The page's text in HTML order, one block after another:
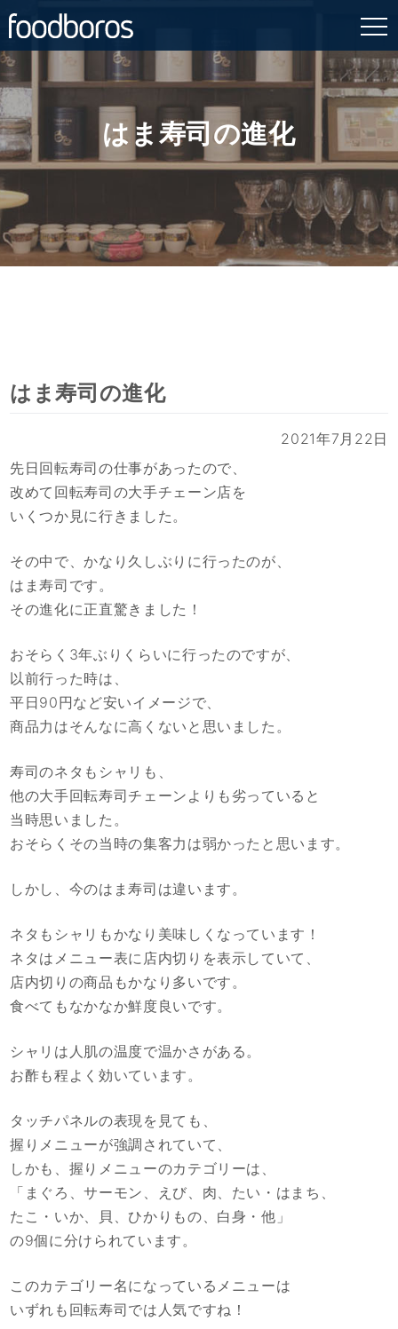
Skip
to
content
はま寿司の進化
はま寿司の進化
2021年7月22日
先日回転寿司の仕事があったので、
改めて回転寿司の大手チェーン店を
いくつか見に行きました。
その中で、かなり久しぶりに行ったのが、
はま寿司です。
その進化に正直驚きました！
おそらく3年ぶりくらいに行ったのですが、
以前行った時は、
平日90円など安いイメージで、
商品力はそんなに高くないと思いました。
寿司のネタもシャリも、
他の大手回転寿司チェーンよりも劣っていると
当時思いました。
おそらくその当時の集客力は弱かったと思います。
しかし、今のはま寿司は違います。
ネタもシャリもかなり美味しくなっています！
ネタはメニュー表に店内切りを表示していて、
店内切りの商品もかなり多いです。
食べてもなかなか鮮度良いです。
シャリは人肌の温度で温かさがある。
お酢も程よく効いています。
タッチパネルの表現を見ても、
握りメニューが強調されていて、
しかも、握りメニューのカテゴリーは、
「まぐろ、サーモン、えび、肉、たい・はまち、
たこ・いか、貝、ひかりもの、白身・他」
の9個に分けられています。
このカテゴリー名になっているメニューは
いずれも回転寿司では人気ですね！